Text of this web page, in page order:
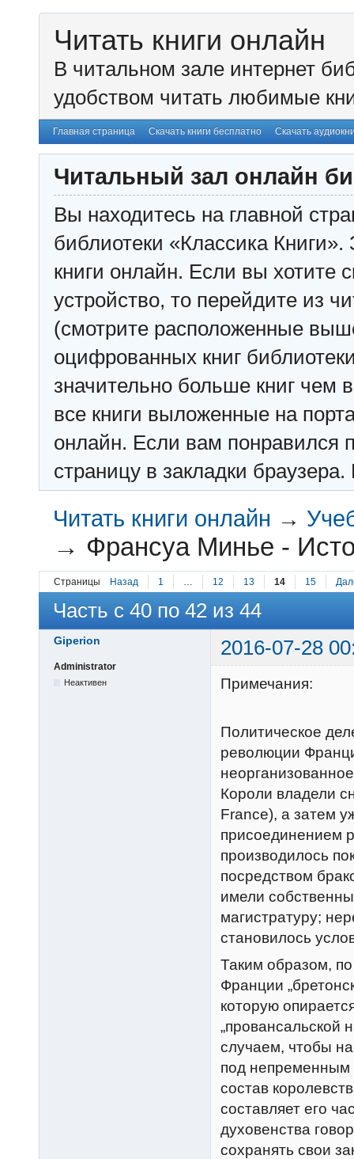
Читать книги онлайн
В читальном зале интернет
удобством читать любимые
Главная страница Скачать книги бесплатно Скачать
Читальный зал онлайн
Вы находитесь на главной
библиотеки «Классика
книги онлайн. Если вы хотите
устройство, то перейдите из
(смотрите расположенные
оцифрованных книг
значительно больше книг чем
все книги выложенные на
онлайн. Если вам понравился
страницу в закладки
Читать книги онлайн →
→ Франсуа Минье -
Страницы Назад 1 … 12 13 14 15
Часть с 40 по 42 из 44
Giperion 2016-07-28
Administrator
Неактивен Примечания:
Политическое
революции
Короли владели
France), а затем
присоединением
производилось
посредством
имели
магистратуру;
становилось
Таким образом,
Франции
которую
„провансальской
случаем, чтобы
под непременным
состав
составляет его
духовенства
сохранять свои